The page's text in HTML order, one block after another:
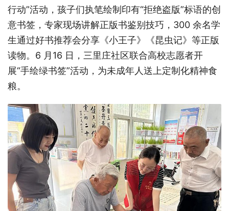
行动”活动，孩子们执笔绘制印有“拒绝盗版”标语的创
意书签，专家现场讲解正版书鉴别技巧，300 余名学
生通过好书推荐会分享《小王子》《昆虫记》等正版
读物。6 月16 日，三里庄社区联合高校志愿者开
展“手绘绿书签”活动，为未成年人送上定制化精神食
粮。